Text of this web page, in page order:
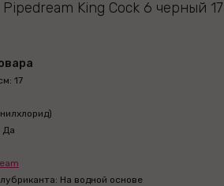
King Cock 6 черный 17
17
Да
На водной основе